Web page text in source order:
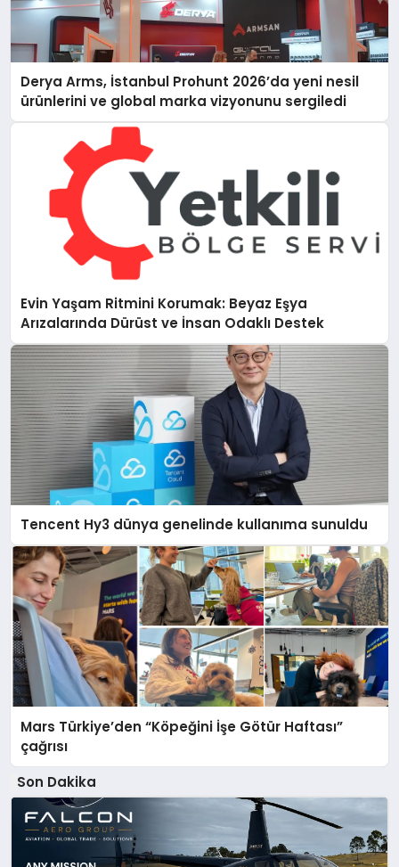
Derya Arms, İstanbul Prohunt 2026’da yeni nesil
ürünlerini ve global marka vizyonunu sergiledi
Evin Yaşam Ritmini Korumak: Beyaz Eşya
Arızalarında Dürüst ve İnsan Odaklı Destek
Tencent Hy3 dünya genelinde kullanıma sunuldu
Mars Türkiye’den “Köpeğini İşe Götür Haftası”
çağrısı
Son Dakika